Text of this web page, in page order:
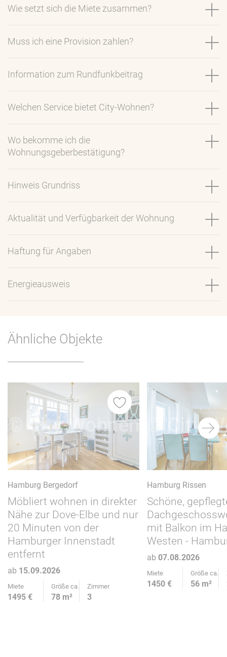
Wie setzt sich die Miete zusammen?
Muss ich eine Provision zahlen?
Information zum Rundfunkbeitrag
Welchen Service bietet City-Wohnen?
Wo bekomme ich die
Wohnungsgeberbestätigung?
Hinweis Grundriss
Aktualität und Verfügbarkeit der Wohnung
Haftung für Angaben
Energieausweis
Ähnliche Objekte
Hamburg Bergedorf
Möbliert wohnen in direkter
Nähe zur Dove-Elbe und nur
20 Minuten von der
Hamburger Innenstadt
entfernt
ab 15.09.2026
Miete Größe ca. Zimmer
1495 € 78 m² 3
Hamburg Rissen
Schöne,
mit Balkon im
Westen -
ab 07.08.2026
Miete Größe ca.
1450 € 56 m²
Merkliste